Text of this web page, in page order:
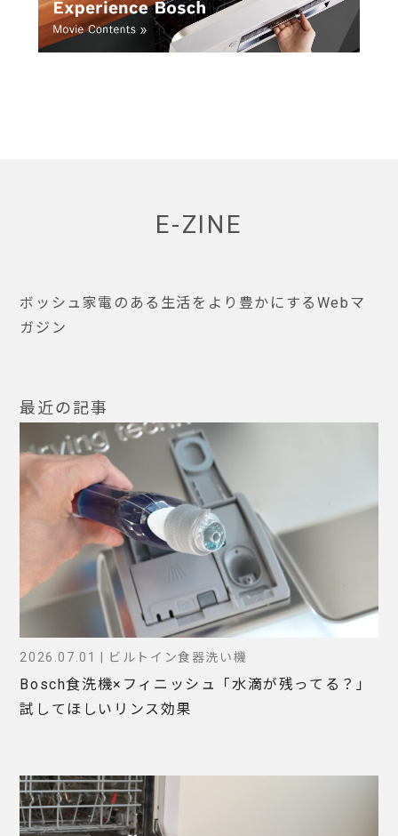
E-ZINE
ボッシュ家電のある生活をより豊かにするWebマ
ガジン
最近の記事
2026.07.01 | ビルトイン食器洗い機
Bosch食洗機×フィニッシュ「水滴が残ってる？」
試してほしいリンス効果